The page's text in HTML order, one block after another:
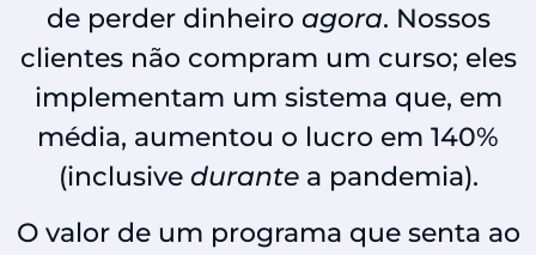
de perder dinheiro agora. Nossos
clientes não compram um curso; eles
implementam um sistema que, em
média, aumentou o lucro em 140%
(inclusive durantea pandemia).
O valor de um programa que senta ao